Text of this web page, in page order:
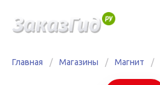
Главная / Магазины / Магнит /